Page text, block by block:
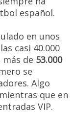
español.
en unos
casi 40.000
de 53.000
se
Algo
que en
VIP.